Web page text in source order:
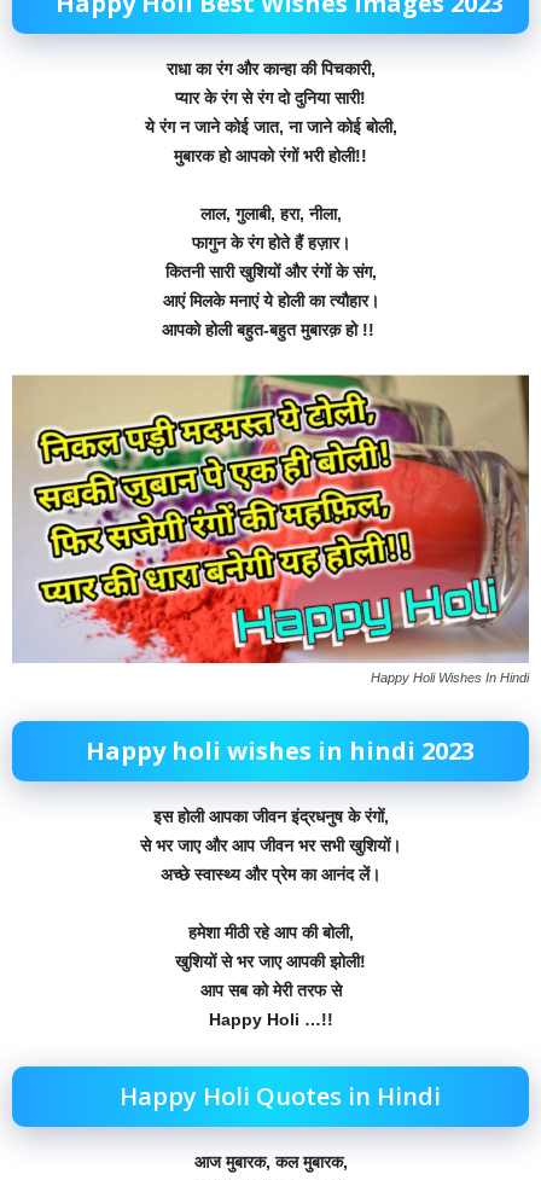
राधा का रंग और कान्हा की पिचकारी,
प्यार के रंग से रंग दो दुनिया सारी!
ये रंग न जाने कोई जात, ना जाने कोई बोली,
मुबारक हो आपको रंगों भरी होली!!
लाल, गुलाबी, हरा, नीला,
फागुन के रंग होते हैं हज़ार।
कितनी सारी खुशियों और रंगों के संग,
आएं मिलके मनाएं ये होली का त्यौहार।
आपको होली बहुत-बहुत मुबारक़ हो !!
Happy Holi Wishes In Hindi
Happy holi wishes in hindi 2023
इस होली आपका जीवन इंद्रधनुष के रंगों,
से भर जाए और आप जीवन भर सभी खुशियों।
अच्छे स्वास्थ्य और प्रेम का आनंद लें।
हमेशा मीठी रहे आप की बोली,
खुशियों से भर जाए आपकी झोली!
आप सब को मेरी तरफ से
Happy Holi …!!
Happy Holi Quotes in Hindi
आज मुबारक, कल मुबारक,